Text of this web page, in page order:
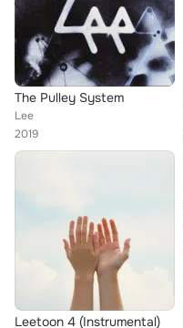
The Pulley System
Lee
2019
Leetoon 4 (Instrumental)